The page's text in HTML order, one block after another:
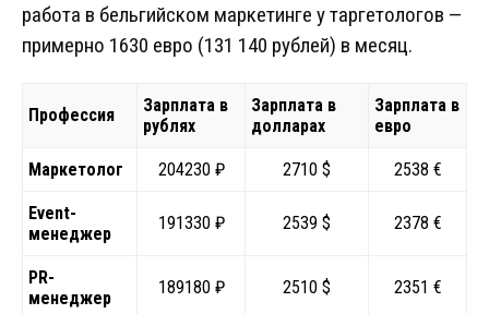
работа в бельгийском маркетинге у таргетологов —
примерно 1630 евро (131 140 рублей) в месяц.
Профессия
Зарплата в
рублях
Зарплата в
долларах
Зарплата в
евро
Маркетолог 204230 ₽ 2710 $ 2538 €
Event-
менеджер
191330 ₽ 2539 $ 2378 €
PR-
менеджер
189180 ₽ 2510 $ 2351 €